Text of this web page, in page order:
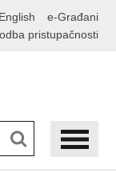
English e-Građani
pristupačnosti